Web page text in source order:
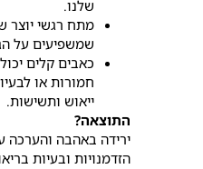
שלנו.
מתח רגשי יוצר
שמשפיעים על
כאבים קלים
חמורות או
ייאוש ותשישות.
התוצאה?
ירידה באהבה והערכה
הזדמנויות ובעיות